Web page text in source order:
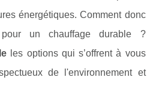
énergétiques. Comment donc
un chauffage durable ?
les options qui s’offrent à vous
de l'environnement et